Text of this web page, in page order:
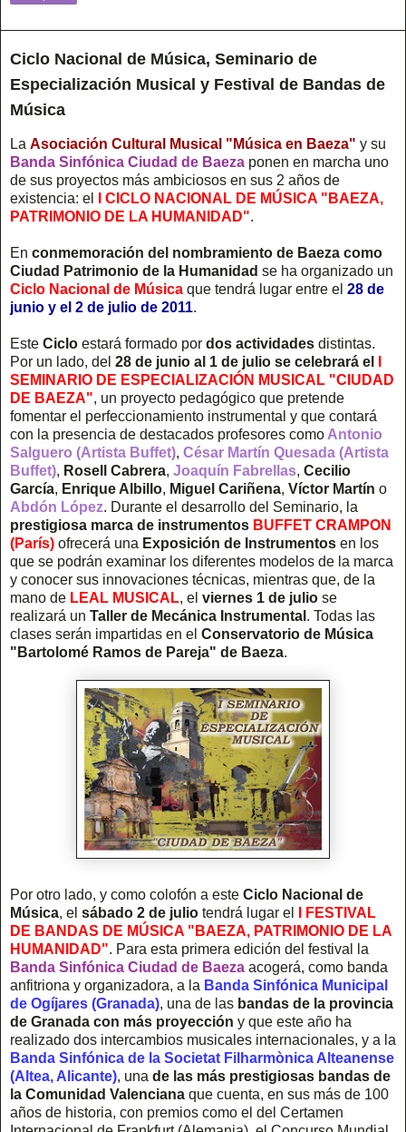
Ciclo Nacional de Música, Seminario de
Especialización Musical y Festival de Bandas de
Música
La Asociación Cultural Musical "Música en Baeza" y su
Banda Sinfónica Ciudad de Baeza ponen en marcha uno
de sus proyectos más ambiciosos en sus 2 años de
existencia: el
I CICLO NACIONAL DE MÚSICA "BAEZA,
PATRIMONIO DE LA HUMANIDAD".
En conmemoración del nombramiento de Baeza como
Ciudad Patrimonio de la Humanidad se ha organizado un
Ciclo Nacional de Música que tendrá lugar entre el 28 de
junio y el 2 de julio de 2011.
Este Ciclo estará formado por dos actividades distintas.
Por un lado, del 28 de junio al 1 de julio se celebrará el
SEMINARIO DE ESPECIALIZACIÓN MUSICAL "CIUDAD
DE BAEZA", un proyecto pedagógico que pretende
fomentar el perfeccionamiento instrumental y que contará
con la presencia de destacados profesores como Antonio
Salguero (Artista Buffet), César Martín Quesada (Artista
Buffet), Rosell Cabrera, Joaquín Fabrellas, Cecilio
García, Enrique Albillo, Miguel Cariñena, Víctor Martín o
Abdón López. Durante el desarrollo del Seminario, la
prestigiosa marca de instrumentos BUFFET CRAMPON
(París) ofrecerá una Exposición de Instrumentos en los
que se podrán examinar los diferentes modelos de la marca
y conocer sus innovaciones técnicas, mientras que, de la
mano de LEAL MUSICAL, el viernes 1 de julio se
realizará un Taller de Mecánica Instrumental . Todas las
clases serán impartidas en el Conservatorio de Música
"Bartolomé Ramos de Pareja" de Baeza.
Por otro lado, y como colofón a este Ciclo Nacional de
Música, el sábado 2 de julio tendrá lugar el
I FESTIVAL
DE BANDAS DE MÚSICA "BAEZA, PATRIMONIO DE LA
HUMANIDAD". Para esta primera edición del festival la
Banda Sinfónica Ciudad de Baeza acogerá, como banda
anfitriona y organizadora, a la Banda Sinfónica Municipal
de Ogíjares (Granada), una de las bandas de la provincia
de Granada con más proyección y que este año ha
realizado dos intercambios musicales internacionales, y a la
Banda Sinfónica de la Societat Filharmònica Alteanense
(Altea, Alicante), una de las más prestigiosas bandas de
la Comunidad Valenciana que cuenta, en sus más de 100
años de historia, con premios como el del Certamen